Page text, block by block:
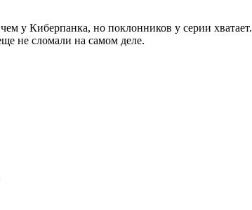
у Киберпанка, но поклонников у серии хватает.
не сломали на самом деле.